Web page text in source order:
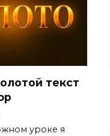
текст
уроке я